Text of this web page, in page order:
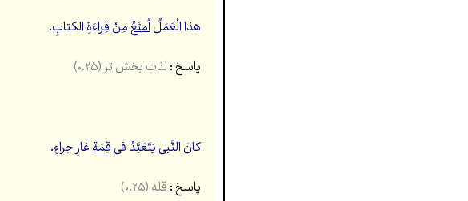
هذا الْعَمَلُاُمتَعُمِنْ قِراءَةِ الکتابِ.
پاسخ :لذت بخش تر(۰.۲۵)
کانَ النَّبی یَتَعَبَّدُ فیقِمَةغارِ حِراءٍ.
پاسخ :قله(۰.۲۵)